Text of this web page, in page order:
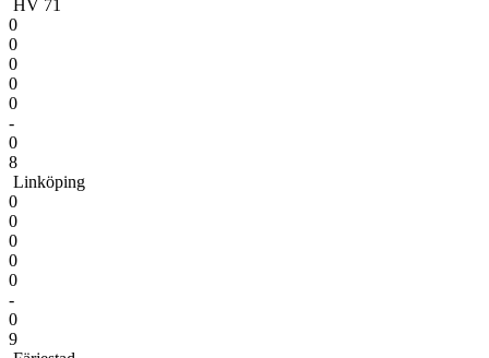
HV 71
0
0
0
0
0
-
0
8
Linköping
0
0
0
0
0
-
0
9